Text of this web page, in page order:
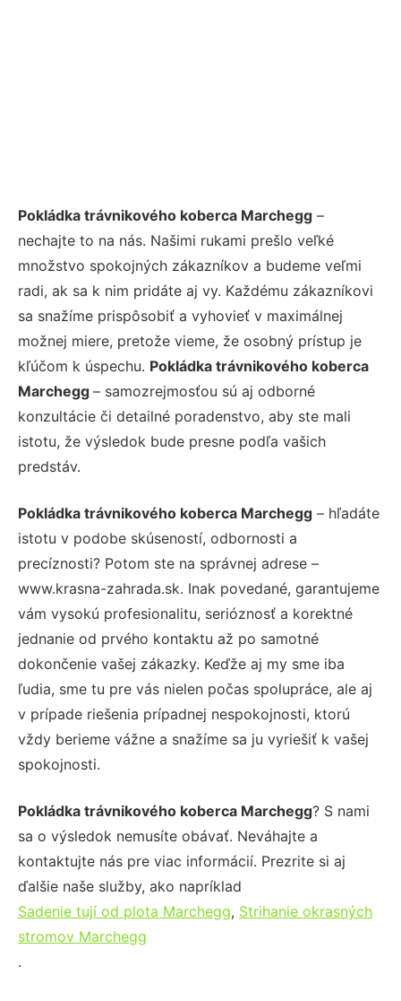
Pokládka trávnikového koberca Marchegg –
nechajte to na nás. Našimi rukami prešlo veľké
množstvo spokojných zákazníkov a budeme veľmi
radi, ak sa k nim pridáte aj vy. Každému zákazníkovi
sa snažíme prispôsobiť a vyhovieť v maximálnej
možnej miere, pretože vieme, že osobný prístup je
kľúčom k úspechu. Pokládka trávnikového koberca
Marchegg – samozrejmosťou sú aj odborné
konzultácie či detailné poradenstvo, aby ste mali
istotu, že výsledok bude presne podľa vašich
predstáv.
Pokládka trávnikového koberca Marchegg – hľadáte
istotu v podobe skúseností, odbornosti a
precíznosti? Potom ste na správnej adrese –
www.krasna-zahrada.sk. Inak povedané, garantujeme
vám vysokú profesionalitu, serióznosť a korektné
jednanie od prvého kontaktu až po samotné
dokončenie vašej zákazky. Keďže aj my sme iba
ľudia, sme tu pre vás nielen počas spolupráce, ale aj
v prípade riešenia prípadnej nespokojnosti, ktorú
vždy berieme vážne a snažíme sa ju vyriešiť k vašej
spokojnosti.
Pokládka trávnikového koberca Marchegg? S nami
sa o výsledok nemusíte obávať. Neváhajte a
kontaktujte nás pre viac informácií. Prezrite si aj
ďalšie naše služby, ako napríklad
Sadenie tují od plota Marchegg, Strihanie okrasných
stromov Marchegg
.